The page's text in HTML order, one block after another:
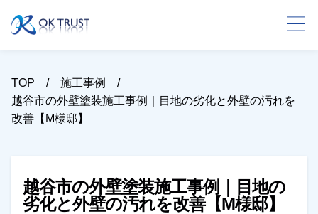
TOP
施工事例
越谷市の外壁塗装施工事例｜目地の劣化と外壁の汚れを
改善【M様邸】
越谷市の外壁塗装施工事例｜目地の
劣化と外壁の汚れを改善【M様邸】